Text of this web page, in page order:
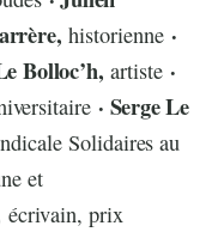
historienne ·
Bolloc’h,artiste ·
· Serge Le
Solidaires au
et
écrivain, prix